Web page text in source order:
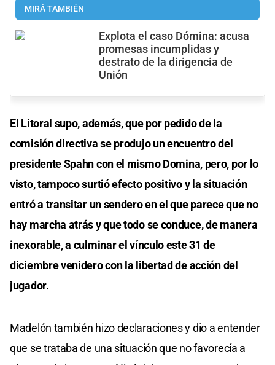
MIRÁ TAMBIÉN
Explota el caso Dómina: acusa
promesas incumplidas y
destrato de la dirigencia de
Unión
El Litoral supo, además, que por pedido de la
comisión directiva se produjo un encuentro del
presidente Spahn con el mismo Domina, pero, por lo
visto, tampoco surtió efecto positivo y la situación
entró a transitar un sendero en el que parece que no
hay marcha atrás y que todo se conduce, de manera
inexorable, a culminar el vínculo este 31 de
diciembre venidero con la libertad de acción del
jugador.
Madelón también hizo declaraciones y dio a entender
que se trataba de una situación que no favorecía a